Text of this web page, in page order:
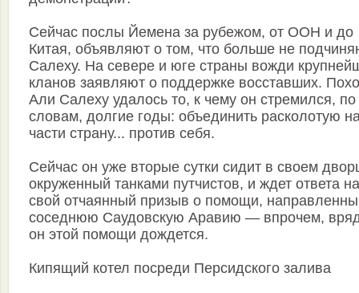
Сейчас послы Йемена за рубежом, от ООН и до
Китая, объявляют о том, что больше не
Салеху. На севере и юге страны вожди
кланов заявляют о поддержке восставших.
Али Салеху удалось то, к чему он стремился, по
словам, долгие годы: объединить расколотую
части страну... против себя.
Сейчас он уже вторые сутки сидит в своем
окруженный танками путчистов, и ждет ответа на
свой отчаянный призыв о помощи,
соседнюю Саудовскую Аравию — впрочем,
он этой помощи дождется.
Кипящий котел посреди Персидского залива